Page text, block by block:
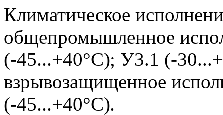
Климатическое
общепромышленное
(-45...+40°С); У3.1 (-
взрывозащищенное
(-45...+40°С).